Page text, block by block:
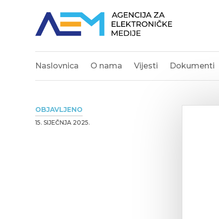
Naslovnica O nama Vijesti Dokumenti
OBJAVLJENO
15. SIJEČNJA 2025.